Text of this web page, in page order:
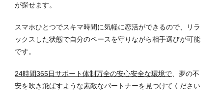
が探せます。
スマホひとつでスキマ時間に気軽に恋活ができるので、リラ
ックスした状態で自分のペースを守りながら相手選びが可能
です。
24時間365日サポート体制万全の安心安全な環境で 、夢の不
安を吹き飛ばすような素敵なパートナーを見つけてください